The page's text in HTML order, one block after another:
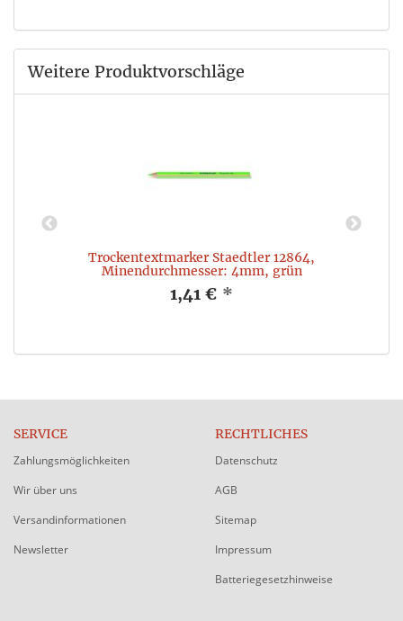
Weitere Produktvorschläge
Trockentextmarker Staedtler 12864,
Minendurchmesser: 4mm, grün
1,41 € *
SERVICE
Zahlungsmöglichkeiten
Wir über uns
Versandinformationen
Newsletter
RECHTLICHES
Datenschutz
AGB
Sitemap
Impressum
Batteriegesetzhinweise